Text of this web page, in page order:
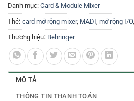
Danh mục: Card & Module Mixer
Thẻ: card mở rộng mixer, MADI mở rộng I/O,
Thương hiệu: Behringer
MÔ TẢ
THÔNG TIN THANH TOÁN